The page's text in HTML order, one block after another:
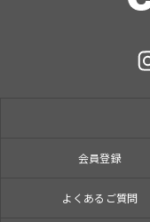
会員登録
よくあるご質問